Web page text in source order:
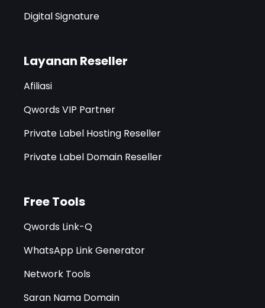
Digital Signature
Layanan Reseller
Afiliasi
Qwords VIP Partner
Private Label Hosting Reseller
Private Label Domain Reseller
Free Tools
Qwords Link-Q
WhatsApp Link Generator
Network Tools
Saran Nama Domain